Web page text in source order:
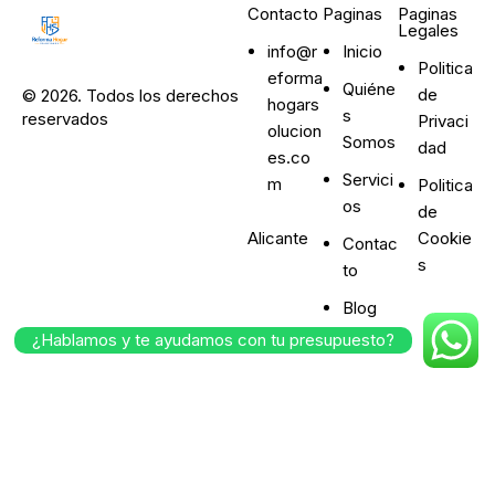
© 2026. Todos los derechos
reservados
Contacto
info@r
eforma
hogars
olucion
es.co
m
Alicante
Paginas
Inicio
Quiéne
s
Somos
Servici
os
Contac
to
Blog
Paginas
Legales
Politica
de
Privaci
dad
Politica
de
Cookie
s
¿Hablamos y te ayudamos con tu presupuesto?